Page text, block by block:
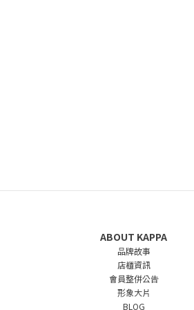
ABOUT KAPPA
品牌故事
店櫃資訊
會員整併公告
形象大片
BLOG